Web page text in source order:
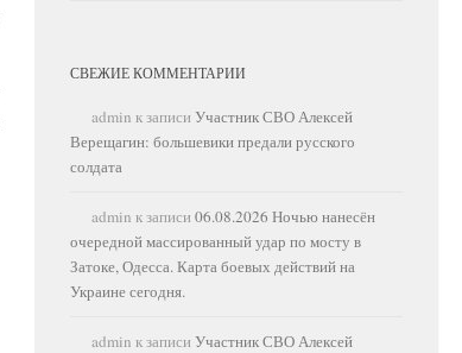
СВЕЖИЕ КОММЕНТАРИИ
admin к записи Участник СВО Алексей
Верещагин: большевики предали русского
солдата
admin к записи 06.08.2026 Ночью нанесён
очередной массированный удар по мосту в
Затоке, Одесса. Карта боевых действий на
Украине сегодня.
admin к записи Участник СВО Алексей